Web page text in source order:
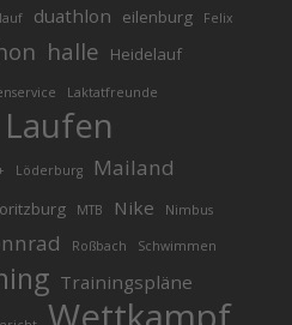
duathlon eilenburg Felix
halle Heidelauf
Laktatfreunde
Laufen
Löderburg Mailand
MTB Nike Nimbus
Roßbach Schwimmen
Trainingspläne